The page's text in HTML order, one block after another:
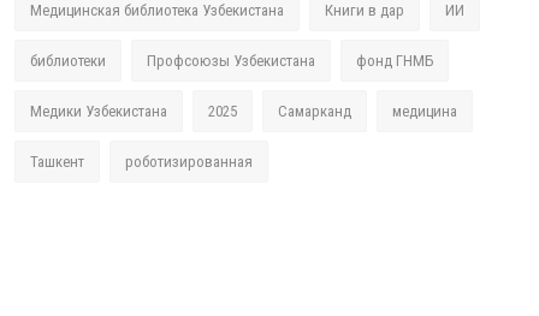
Медицинская библиотека Узбекистана Книги в дар ИИ
библиотеки Профсоюзы Узбекистана фонд ГНМБ
Медики Узбекистана 2025 Самарканд медицина
Ташкент роботизированная